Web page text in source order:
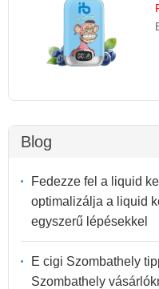
Blog
Fedezze fel a liquid
optimalizálja a liquid
egyszerű lépésekkel
E cigi Szombathely
Szombathely